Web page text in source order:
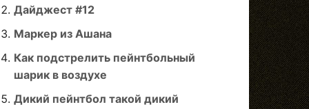
Дайджест #12
Маркер из Ашана
Как подстрелить пейнтбольный
шарик в воздухе
Дикий пейнтбол такой дикий